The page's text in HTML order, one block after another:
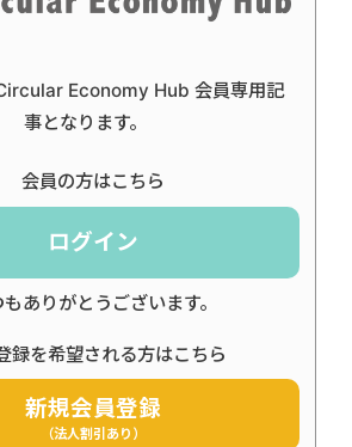
Economy Hub 会員専用記
事となります。
会員の方はこちら
ログイン
もありがとうございます。
録を希望される方はこちら
新規会員登録
（法人割引あり）